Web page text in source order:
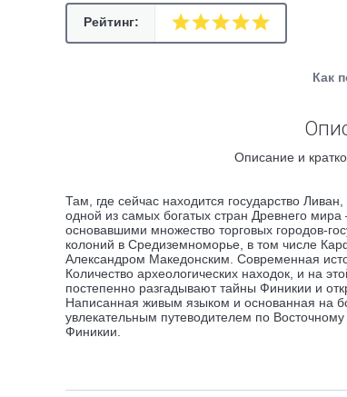
Рейтинг:
Как
Описание и
Там, где сейчас находится государство
одной из самых богатых стран Древнего
основавшими множество торговых городов-
колоний в Средиземноморье, в том числе
Александром Македонским. Современная
Количество археологических находок, и на
постепенно разгадывают тайны Финикии и
Написанная живым языком и основанная на
увлекательным путеводителем по
Финикии.